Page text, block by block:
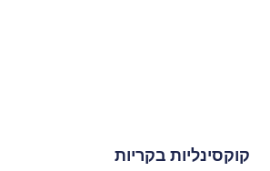
קוקסינליות בקריות